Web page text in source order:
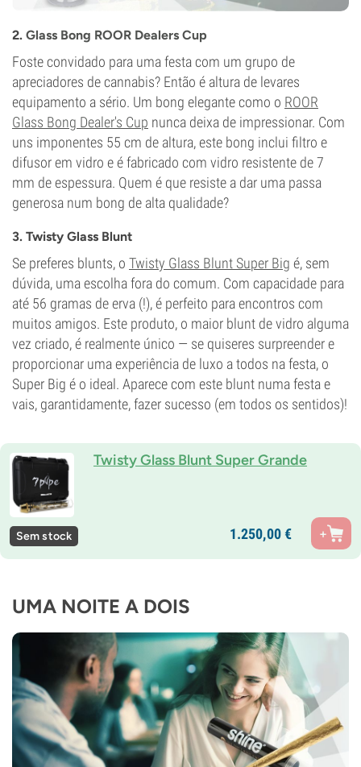
2. Glass Bong ROOR Dealers Cup
Foste convidado para uma festa com um grupo de
apreciadores de cannabis? Então é altura de levares
equipamento a sério. Um bong elegante como o ROOR
Glass Bong Dealer's Cup nunca deixa de impressionar. Com
uns imponentes 55 cm de altura, este bong inclui filtro e
difusor em vidro e é fabricado com vidro resistente de 7
mm de espessura. Quem é que resiste a dar uma passa
generosa num bong de alta qualidade?
3. Twisty Glass Blunt
Se preferes blunts, o Twisty Glass Blunt Super Big é, sem
dúvida, uma escolha fora do comum. Com capacidade para
até 56 gramas de erva (!), é perfeito para encontros com
muitos amigos. Este produto, o maior blunt de vidro alguma
vez criado, é realmente único — se quiseres surpreender e
proporcionar uma experiência de luxo a todos na festa, o
Super Big é o ideal. Aparece com este blunt numa festa e
vais, garantidamente, fazer sucesso (em todos os sentidos)!
Twisty Glass Blunt Super Grande
Sem stock 1.250,00€
UMA NOITE A DOIS